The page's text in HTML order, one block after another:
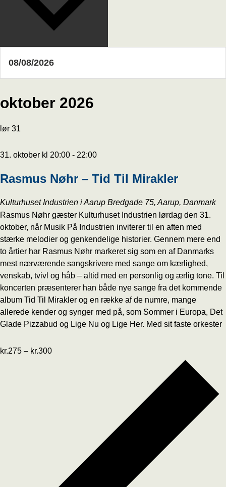
oktober 2026
lør 31
31. oktober kl 20:00 - 22:00
Rasmus Nøhr – Tid Til Mirakler
Kulturhuset Industrien i Aarup Bredgade 75, Aarup, Danmark
Rasmus Nøhr gæster Kulturhuset Industrien lørdag den 31.
oktober, når Musik På Industrien inviterer til en aften med
stærke melodier og genkendelige historier. Gennem mere end
to årtier har Rasmus Nøhr markeret sig som en af Danmarks
mest nærværende sangskrivere med sange om kærlighed,
venskab, tvivl og håb – altid med en personlig og ærlig tone. Til
koncerten præsenterer han både nye sange fra det kommende
album Tid Til Mirakler og en række af de numre, mange
allerede kender og synger med på, som Sommer i Europa, Det
Glade Pizzabud og Lige Nu og Lige Her. Med sit faste orkester
kr.275 – kr.300